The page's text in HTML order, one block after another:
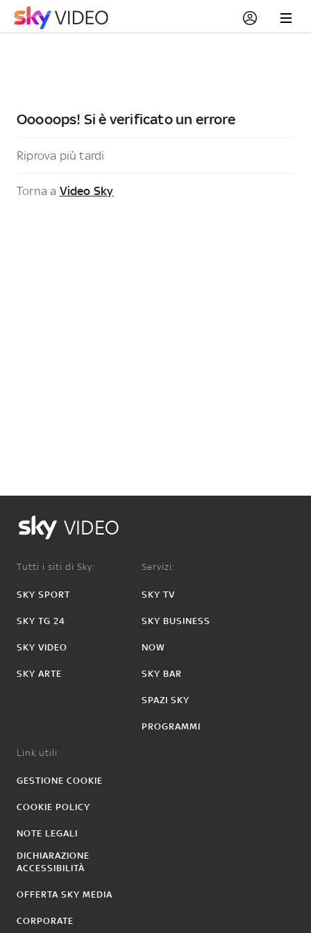
Ooooops! Si è verificato un errore
Riprova più tardi
Torna a Video Sky
VIDEO
Tutti i siti di Sky:
SKY SPORT
SKY TG 24
SKY VIDEO
SKY ARTE
Servizi:
SKY TV
SKY BUSINESS
NOW
SKY BAR
SPAZI SKY
PROGRAMMI
Link utili:
GESTIONE COOKIE
COOKIE POLICY
NOTE LEGALI
DICHIARAZIONE
ACCESSIBILITÀ
OFFERTA SKY MEDIA
CORPORATE